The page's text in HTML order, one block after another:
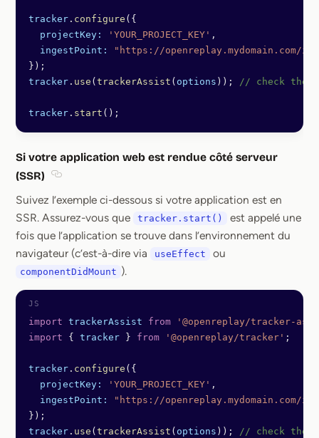
tracker . configure ({
  projectKey:
'YOUR_PROJECT_KEY' ,
  ingestPoint:
"https://openreplay.mydomain.com/
});
tracker . use ( trackerAssist ( options )); // check the
tracker . start ();
Si votre application web est rendue côté serveur
(SSR)
Suivez l’exemple ci-dessous si votre application est en
SSR. Assurez-vous que
tracker.start()
est appelé une
fois que l’application se trouve dans l’environnement du
navigateur (c’est-à-dire via
useEffect ou
componentDidMount ).
import trackerAssist from '@openreplay/tracker-
import { tracker } from '@openreplay/tracker' ;
tracker . configure ({
  projectKey:
'YOUR_PROJECT_KEY' ,
  ingestPoint:
"https://openreplay.mydomain.com/
});
tracker . use ( trackerAssist ( options )); // check the